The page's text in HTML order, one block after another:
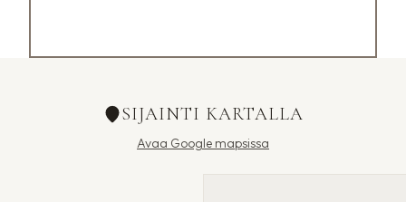
SIJAINTI KARTALLA
Avaa Google mapsissa